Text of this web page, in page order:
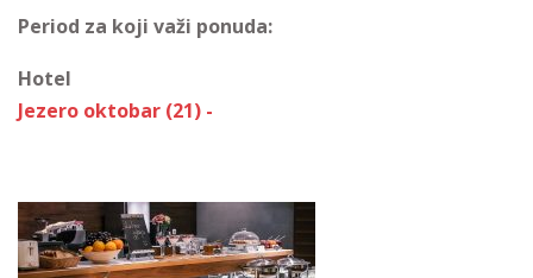
Period za koji važi ponuda:
Hotel
Jezero oktobar (21) -